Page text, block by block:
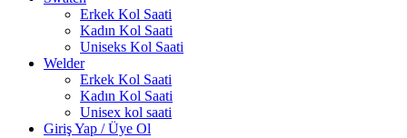
Erkek Kol Saati
Kadın Kol Saati
Uniseks Kol Saati
Welder
Erkek Kol Saati
Kadın Kol Saati
Unisex kol saati
Giriş Yap / Üye Ol